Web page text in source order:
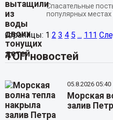
Спасательные
популярных местах
Страницы: 1 2 3 4 5 ... 111
ТОП новостей
05.8.2026 05:40
Морская
залив